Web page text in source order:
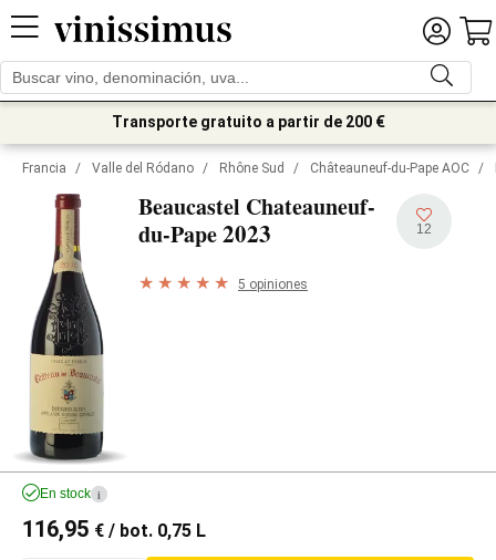
Transporte gratuito a partir de 200 €
Francia / Valle del Ródano / Rhône Sud / Châteauneuf-du-Pape AOC /
Beaucastel Chateauneuf-
du-Pape2023 12
5 opiniones
En stock i
116,95 € / bot. 0,75 L